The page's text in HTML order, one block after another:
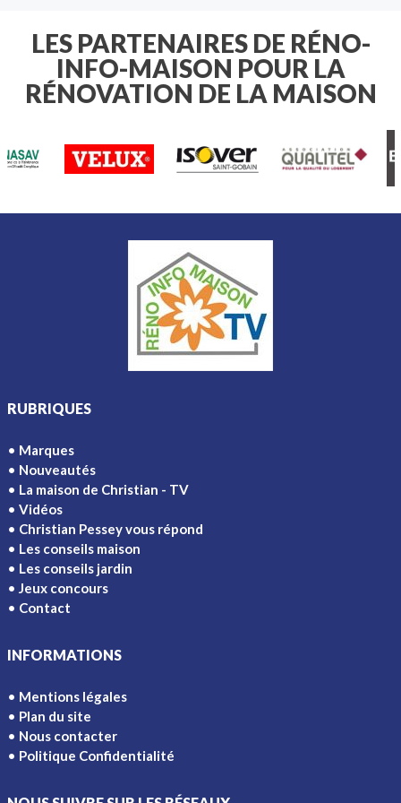
de fleurs ou votre potager , il est
essentiel de connaître les règles
applicables à votre domicile.
LES PARTENAIRES DE RÉNO-
INFO-MAISON POUR LA
RÉNOVATION DE LA MAISON
RUBRIQUES
Marques
Nouveautés
La maison de Christian - TV
Vidéos
Christian Pessey vous répond
Les conseils maison
Les conseils jardin
Jeux concours
Contact
INFORMATIONS
Mentions légales
Plan du site
Nous contacter
Politique Confidentialité